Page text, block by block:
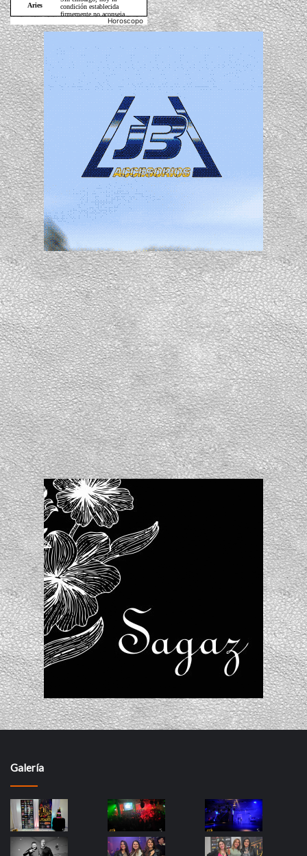
Horoscopo
Galería